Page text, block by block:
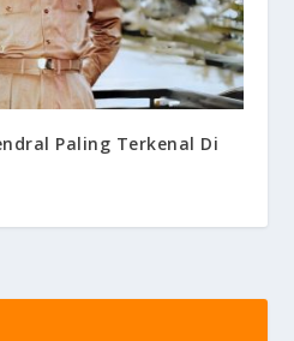
Paling Terkenal Di